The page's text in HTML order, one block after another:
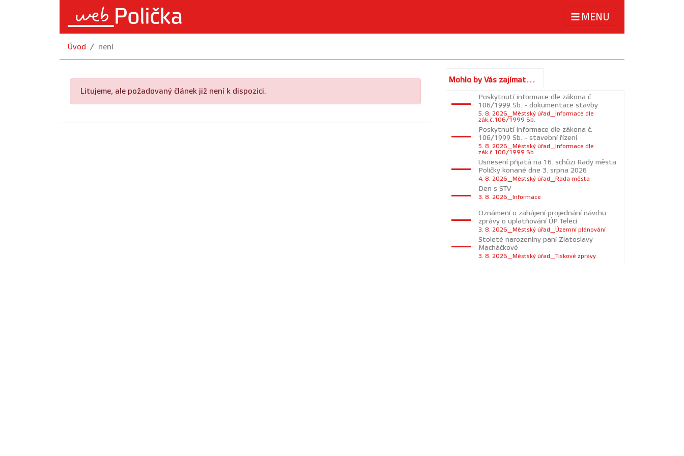
MENU
Úvod není
Litujeme, ale požadovaný článek již není k dispozici.
Mohlo by Vás zajímat...
Poskytnutí informace dle zákona č.
106/1999 Sb. - dokumentace stavby
5. 8. 2026_Městský úřad_Informace dle
zák.č.106/1999 Sb.
Poskytnutí informace dle zákona č.
106/1999 Sb. - stavební řízení
5. 8. 2026_Městský úřad_Informace dle
zák.č.106/1999 Sb.
Usnesení přijatá na 16. schůzi Rady města
Poličky konané dne 3. srpna 2026
4. 8. 2026_Městský úřad_Rada města
Den s STV
3. 8. 2026_Informace
Oznámení o zahájení projednání návrhu
zprávy o uplatňování ÚP Telecí
3. 8. 2026_Městský úřad_Územní plánování
Stoleté narozeniny paní Zlatoslavy
Macháčkové
3. 8. 2026_Městský úřad_Tiskové zprávy